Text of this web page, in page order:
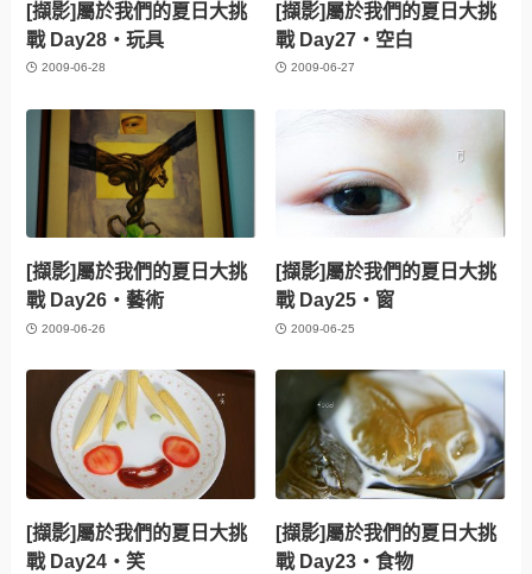
[擷影]屬於我們的夏日大挑
戰 Day28‧玩具
2009-06-28
[擷影]屬於我們的夏日大挑
戰 Day27‧空白
2009-06-27
[擷影]屬於我們的夏日大挑
戰 Day26‧藝術
2009-06-26
[擷影]屬於我們的夏日大挑
戰 Day25‧窗
2009-06-25
[擷影]屬於我們的夏日大挑
戰 Day24‧笑
[擷影]屬於我們的夏日大挑
戰 Day23‧食物